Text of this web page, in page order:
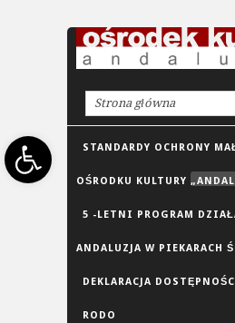
Open toolbarSTANDARDY OCHRONY
OŚRODKU KULTURY
5 -LETNI PROGRAM
ANDALUZJA W PIEKARACH
DEKLARACJA
RODO